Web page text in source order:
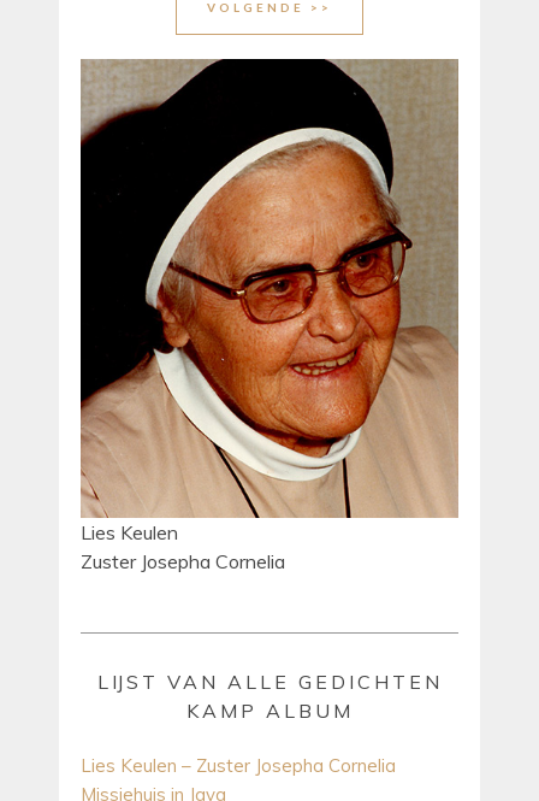
VOLGENDE >>
Lies Keulen
Zuster Josepha Cornelia
LIJST VAN ALLE GEDICHTEN
KAMP ALBUM
Lies Keulen – Zuster Josepha Cornelia
Missiehuis in Java